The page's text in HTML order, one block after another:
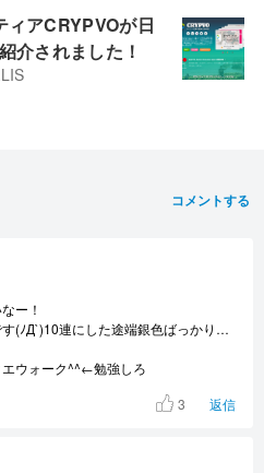
アCRYPVOが日
介されました！
コメントする
ー！
(ﾉД`)10連にした途端銀色ばっかり…
ウォーク^^←勉強しろ
3 返信